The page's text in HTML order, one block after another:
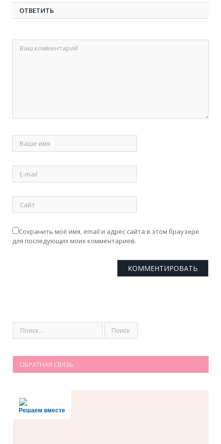
ОТВЕТИТЬ
Сохранить моё имя, email и адрес сайта в этом браузере
для последующих моих комментариев.
ОБРАТНАЯ СВЯЗЬ
Решаем вместе